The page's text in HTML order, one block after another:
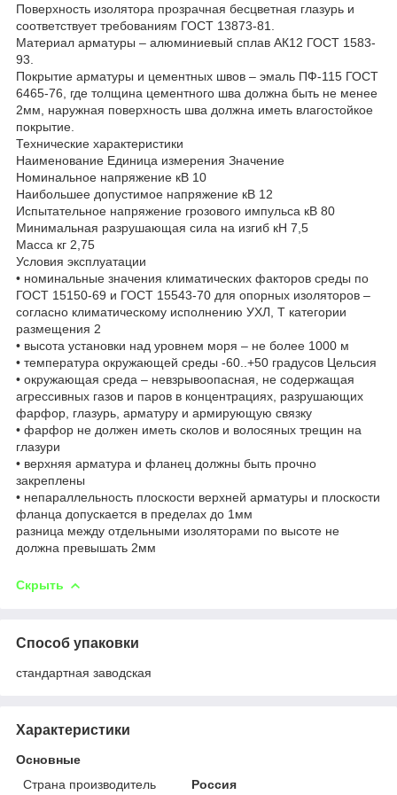
Поверхность изолятора прозрачная бесцветная глазурь и
соответствует требованиям ГОСТ 13873-81.
Материал арматуры – алюминиевый сплав АК12 ГОСТ 1583-
93.
Покрытие арматуры и цементных швов – эмаль ПФ-115 ГОСТ
6465-76, где толщина цементного шва должна быть не менее
2мм, наружная поверхность шва должна иметь влагостойкое
покрытие.
Технические характеристики
Наименование Единица измерения Значение
Номинальное напряжение кВ 10
Наибольшее допустимое напряжение кВ 12
Испытательное напряжение грозового импульса кВ 80
Минимальная разрушающая сила на изгиб кН 7,5
Масса кг 2,75
Условия эксплуатации
• номинальные значения климатических факторов среды по
ГОСТ 15150-69 и ГОСТ 15543-70 для опорных изоляторов –
согласно климатическому исполнению УХЛ, Т категории
размещения 2
• высота установки над уровнем моря – не более 1000 м
• температура окружающей среды -60..+50 градусов Цельсия
• окружающая среда – невзрывоопасная, не содержащая
агрессивных газов и паров в концентрациях, разрушающих
фарфор, глазурь, арматуру и армирующую связку
• фарфор не должен иметь сколов и волосяных трещин на
глазури
• верхняя арматура и фланец должны быть прочно
закреплены
• непараллельность плоскости верхней арматуры и плоскости
фланца допускается в пределах до 1мм
разница между отдельными изоляторами по высоте не
должна превышать 2мм
Скрыть
Способ упаковки
стандартная заводская
Характеристики
Основные
Страна производитель
Россия